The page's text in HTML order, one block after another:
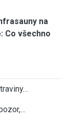
na
Co všechno